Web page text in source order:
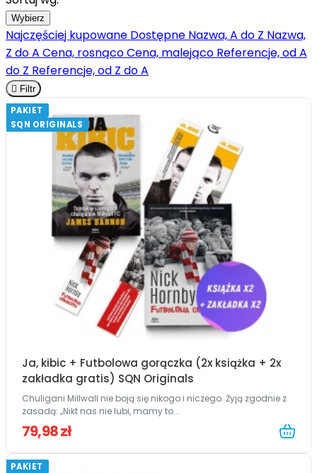
Wybierz
Najczęściej kupowane Dostępne Nazwa, A do Z Nazwa,
Z do A Cena, rosnącoCena, malejąco Referencje, od A
do Z Referencje, od Z do A
 Filtr
PAKIET
SQN ORIGINALS
Ja, kibic + Futbolowa gorączka (2x książka + 2x
zakładka gratis) SQN Originals
Chuligani Millwall nie boją się nikogo i niczego. Żyją zgodnie z
zasadą: „Nikt nas nie lubi, mamy to...
79,98 zł
PAKIET